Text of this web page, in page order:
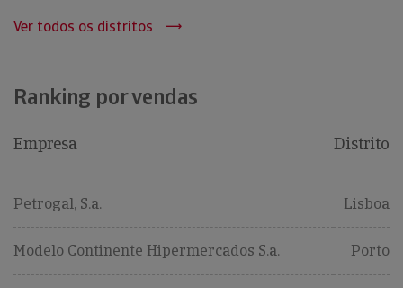
Ver todos os distritos
Ranking por vendas
Empresa Distrito
Petrogal, S.a. Lisboa
Modelo Continente Hipermercados S.a. Porto